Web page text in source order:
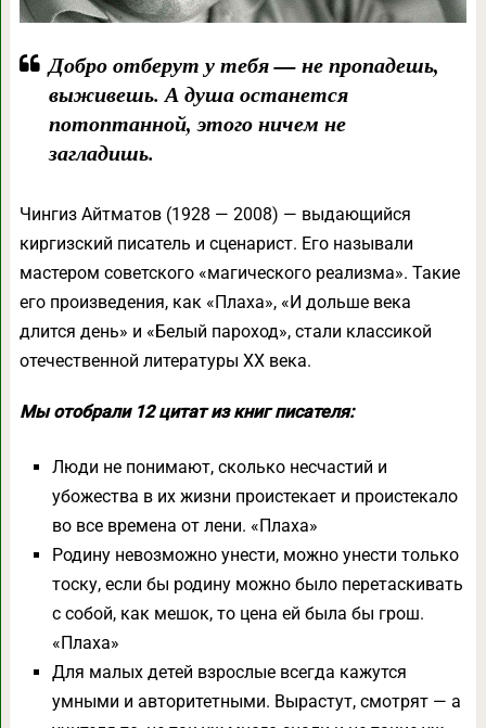
Добро отберут у тебя — не пропадешь,
выживешь. А душа останется
потоптанной, этого ничем не
загладишь.
Чингиз Айтматов (1928 — 2008) — выдающийся
киргизский писатель и сценарист. Его называли
мастером советского «магического реализма». Такие
его произведения, как «Плаха», «И дольше века
длится день» и «Белый пароход», стали классикой
отечественной литературы XX века.
Мы отобрали 12 цитат из книг писателя:
Люди не понимают, сколько несчастий и
убожества в их жизни проистекает и проистекало
во все времена от лени. «Плаха»
Родину невозможно унести, можно унести только
тоску, если бы родину можно было перетаскивать
с собой, как мешок, то цена ей была бы грош.
«Плаха»
Для малых детей взрослые всегда кажутся
умными и авторитетными. Вырастут, смотрят — а